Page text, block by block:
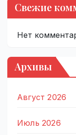
Свежие
Нет
Архивы
Август 2026
Июль 2026